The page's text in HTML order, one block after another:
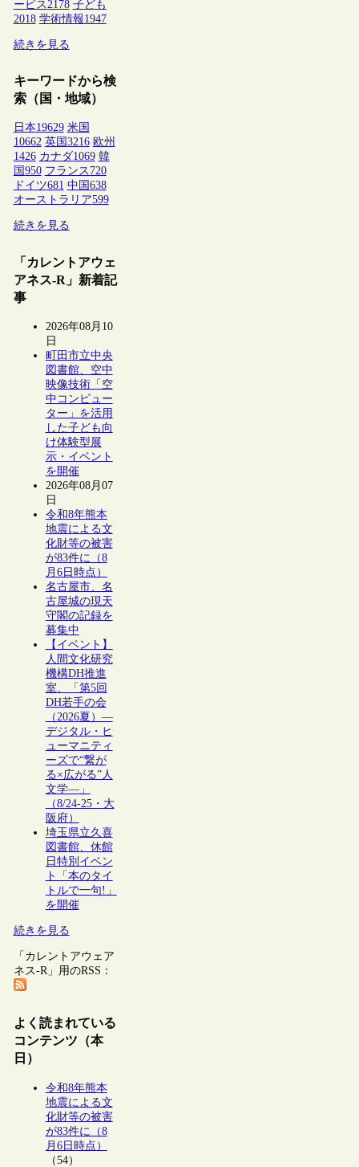
ービス 2178 子ども
2018 学術情報1947
続きを見る
キーワードから検
索（国・地域）
日本19629 米国
10662 英国 3216 欧州
1426 カナダ1069 韓
国 950 フランス 720
ドイツ681 中国 638
オーストラリア599
続きを見る
「カレントアウェ
アネス-R」新着記
事
2026年08月10
日
町田市立中央
図書館、空中
映像技術「空
中コンピュー
ター」を活用
した子ども向
け体験型展
示・イベント
を開催
2026年08月07
日
令和8年熊本
地震による文
化財等の被害
が83件に（8
月6日時点）
名古屋市、名
古屋城の現天
守閣の記録を
募集中
【イベント】
人間文化研究
機構DH推進
室、「第5回
DH若手の会
（2026夏）―
デジタル・ヒ
ューマニティ
ーズで“繋が
る×広がる”人
文学―」
（8/24-25・大
阪府）
埼玉県立久喜
図書館、休館
日特別イベン
ト「本のタイ
トルで一句!」
を開催
続きを見る
「カレントアウェア
ネス-R」用のRSS：
よく読まれている
コンテンツ（本
日）
令和8年熊本
地震による文
化財等の被害
が83件に（8
月6日時点）
（54）